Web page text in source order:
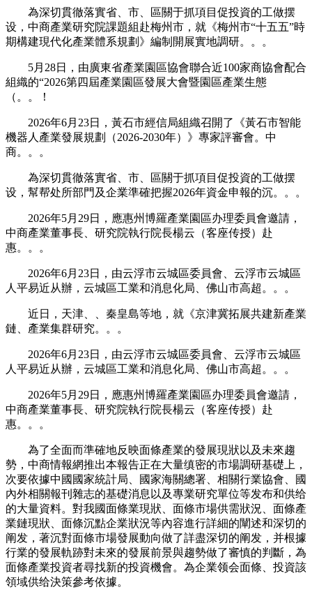
為深切貫徹落實省、市、區關于抓項目促投資的工做摆
设，中商產業研究院課題組赴梅州市，就《梅州市“十五五”時
期構建現代化產業體系規劃》編制開展實地調研。。。
5月28日，由廣東省產業園區協會聯合近100家商協會配合
組織的“2026第四屆產業園區發展大會暨園區產業生態
（。。！
2026年6月23日，黃石市經信局組織召開了《黃石市智能
機器人產業發展規劃（2026-2030年）》專家評審會。中
商。。。
為深切貫徹落實省、市、區關于抓項目促投資的工做摆
设，幫帮处所部門及企業準確把握2026年資金申報的沉。。。
2026年5月29日，應惠州博羅產業園區办理委員會邀請，
中商產業董事長、研究院執行院長楊云（客座传授）赴
惠。。。
2026年6月23日，由云浮市云城區委員會、云浮市云城區
人平易近从辦，云城區工業和消息化局、佛山市高超。。。
近日，天津、、秦皇島等地，就《京津冀拓展共建新產業
鏈、產業集群研究。。。
2026年6月23日，由云浮市云城區委員會、云浮市云城區
人平易近从辦，云城區工業和消息化局、佛山市高超。。。
2026年5月29日，應惠州博羅產業園區办理委員會邀請，
中商產業董事長、研究院執行院長楊云（客座传授）赴
惠。。。
為了全面而準確地反映面條產業的發展現狀以及未來趨
勢，中商情報網推出本報告正在大量缜密的市場調研基礎上，
次要依據中國國家統計局、國家海關總署、相關行業協會、國
內外相關報刊雜志的基礎消息以及專業研究單位等发布和供给
的大量資料。對我國面條業現狀、面條市場供需狀況、面條產
業鏈現狀、面條沉點企業狀況等內容進行詳細的闡述和深切的
阐发，著沉對面條市場發展動向做了詳盡深切的阐发，并根據
行業的發展軌跡對未來的發展前景與趨勢做了審慎的判斷，為
面條產業投資者尋找新的投資機會。為企業领会面條、投資該
領域供给決策參考依據。